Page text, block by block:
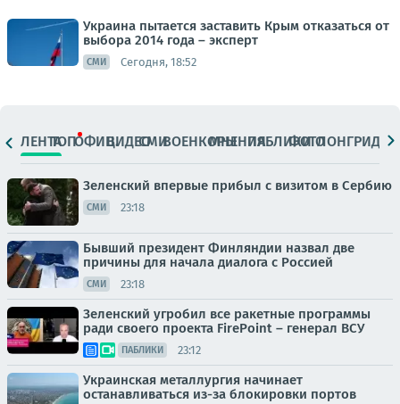
Украина пытается заставить Крым отказаться от
выбора 2014 года – эксперт
СМИ Сегодня, 18:52
ЛЕНТАТОПОФИЦ.ВИДЕОСМИВОЕНКОРЫМНЕНИЯПАБЛИКИ
ФОТОЛОНГРИДЫ
Зеленский впервые прибыл с визитом в Сербию
СМИ 23:18
Бывший президент Финляндии назвал две
причины для начала диалога с Россией
СМИ 23:18
Зеленский угробил все ракетные программы
ради своего проекта FirePoint – генерал ВСУ
ПАБЛИКИ 23:12
Украинская металлургия начинает
останавливаться из-за блокировки портов